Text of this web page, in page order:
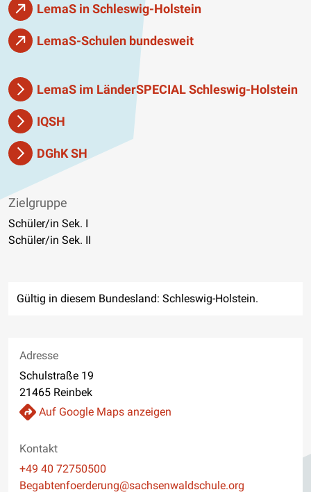
LemaS in Schleswig-Holstein
LemaS-Schulen bundesweit
LemaS im LänderSPECIAL Schleswig-Holstein
IQSH
DGhK SH
Zielgruppe
Schüler/in Sek. I
Schüler/in Sek. II
Gültig in diesem Bundesland: Schleswig-Holstein.
Adresse
Schulstraße 19
21465 Reinbek
Auf Google Maps anzeigen
Kontakt
Telefon
+49 40 72750500
E-Mail
Begabtenfoerderung@sachsenwaldschule.org